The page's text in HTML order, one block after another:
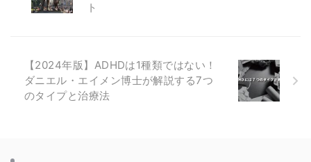
ト
【2024年版】ADHDは1種類ではない！
ダニエル・エイメン博士が解説する7つ
のタイプと治療法